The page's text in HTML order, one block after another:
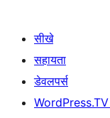
सीखे
सहायता
डेवलपर्स
WordPress.TV